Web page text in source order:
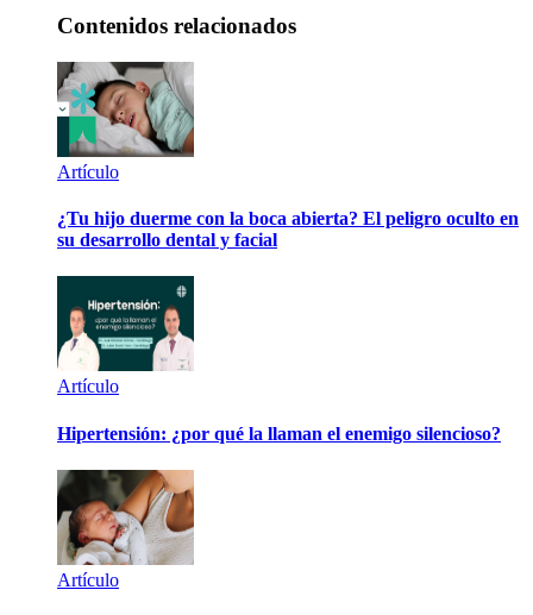
Contenidos relacionados
Artículo
¿Tu hijo duerme con la boca abierta? El peligro oculto en
su desarrollo dental y facial
Artículo
Hipertensión: ¿por qué la llaman el enemigo silencioso?
Artículo